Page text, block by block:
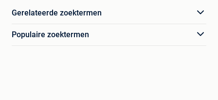
Gerelateerde zoektermen
Populaire zoektermen